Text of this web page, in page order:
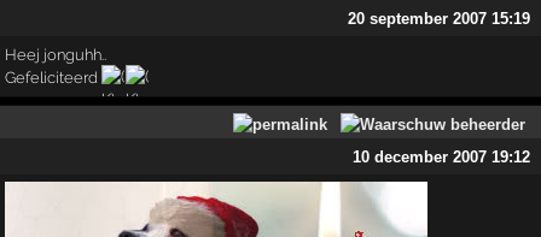
20 september 2007 15:19
Heej jonguhh..
Gefeliciteerd
10 december 2007 19:12